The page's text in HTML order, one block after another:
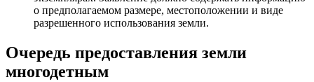
о предполагаемом размере, местоположении и виде
разрешенного использования земли.
Очередь предоставления земли
многодетным